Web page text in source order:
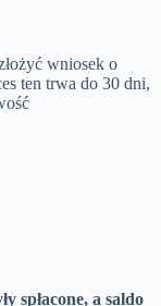
wniosek o
ten trwa do 30 dni,
spłacone, a saldo